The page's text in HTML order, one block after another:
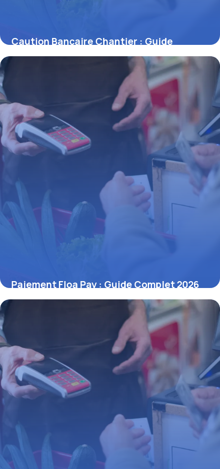
Caution Bancaire Chantier : Guide
Complet
Paiement Floa Pay : Guide Complet 2026
27 juin 2026